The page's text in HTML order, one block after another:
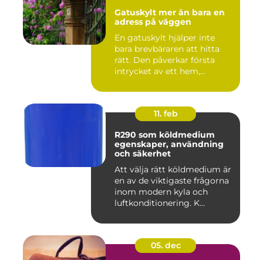
Gatuskylt mer än bara en
adress på väggen
En gatuskylt hjälper inte
bara brevbäraren att hitta
rätt. Den påverkar första
intrycket av ett hem,...
11. feb
R290 som köldmedium
egenskaper, användning
och säkerhet
Att välja rätt köldmedium är
en av de viktigaste frågorna
inom modern kyla och
luftkonditionering. K...
05. dec